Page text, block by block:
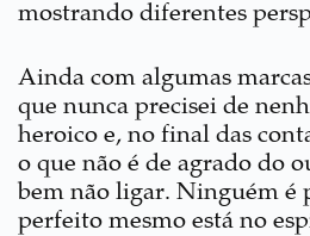
mostrando diferentes
Ainda com algumas
que nunca precisei de
heroico e, no final das
o que não é de agrado do
bem não ligar. Ninguém é
perfeito mesmo está no